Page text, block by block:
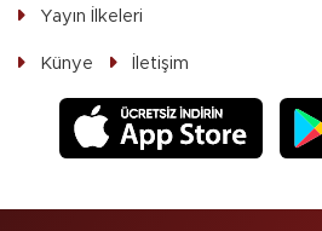
Yayın İlkeleri
Künye İletişim